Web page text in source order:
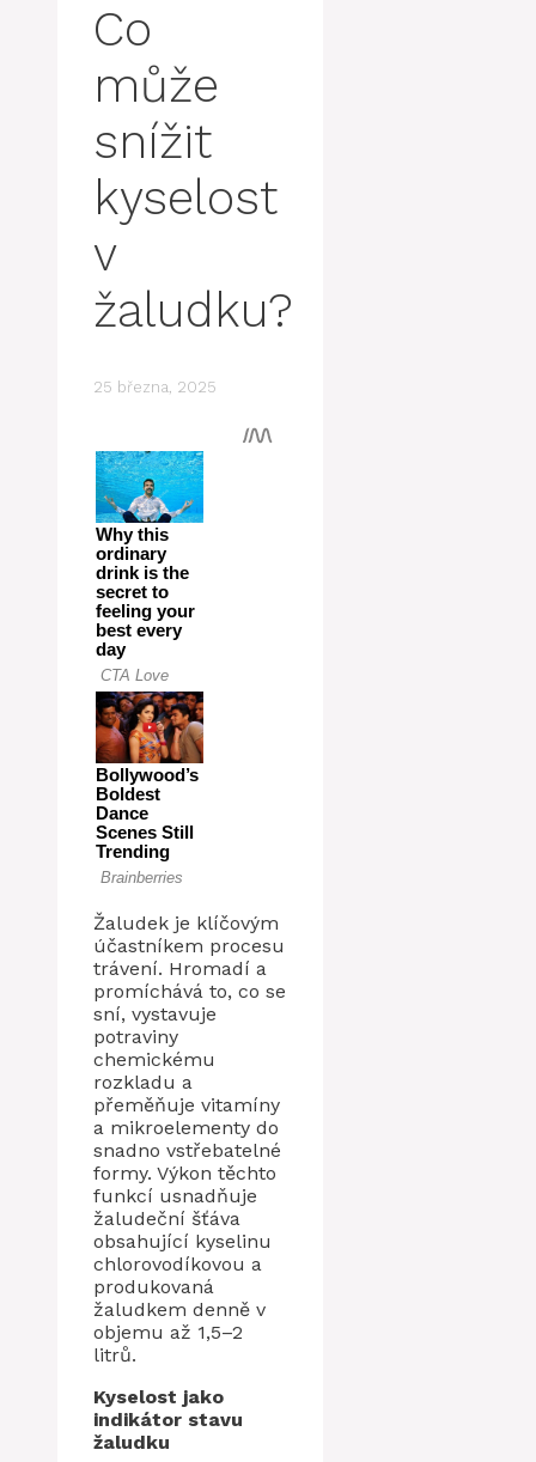
Co
může
snížit
kyselost
v
žaludku?
25 března, 2025
Žaludek je klíčovým
účastníkem procesu
trávení. Hromadí a
promíchává to, co se
sní, vystavuje
potraviny
chemickému
rozkladu a
přeměňuje vitamíny
a mikroelementy do
snadno vstřebatelné
formy. Výkon těchto
funkcí usnadňuje
žaludeční šťáva
obsahující kyselinu
chlorovodíkovou a
produkovaná
žaludkem denně v
objemu až 1,5–2
litrů.
Kyselost jako
indikátor stavu
žaludku